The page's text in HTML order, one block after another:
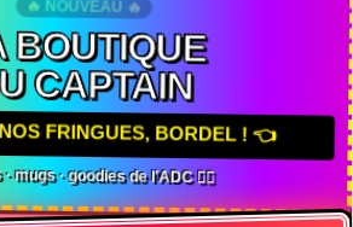
🔥 NOUVEAU 🔥
BOUTIQUE
CAPTAIN
FRINGUES, BORDEL ! 👈
· mugs · goodies de l'ADC 🏴‍☠️